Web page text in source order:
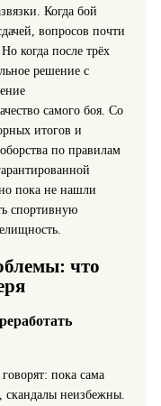
Когда бой
вопросов почти
когда после трёх
решение с
самого боя. Со
итогов и
по правилам
пока не нашли
спортивную
что
пока сама
скандалы неизбежны.